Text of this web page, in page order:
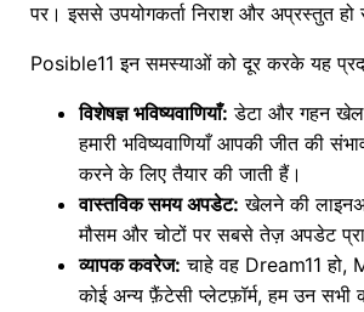
पर। इससे उपयोगकर्ता निराश और अप्रस्तुत
Posible11 इन समस्याओं को दूर करके यह
विशेषज्ञ भविष्यवाणियाँ: डेटा और गहन खेल
हमारी भविष्यवाणियाँ आपकी जीत की
करने के लिए तैयार की जाती हैं।
वास्तविक समय अपडेट: खेलने की
मौसम और चोटों पर सबसे तेज़ अपडेट
व्यापक कवरेज: चाहे वह Dream11 हो,
कोई अन्य फ़ैंटेसी प्लेटफ़ॉर्म, हम उन सभी